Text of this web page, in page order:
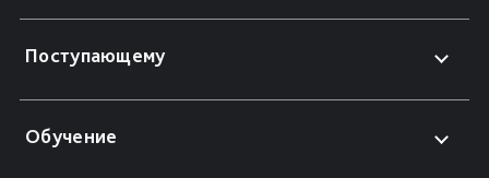
Поступающему
Обучение